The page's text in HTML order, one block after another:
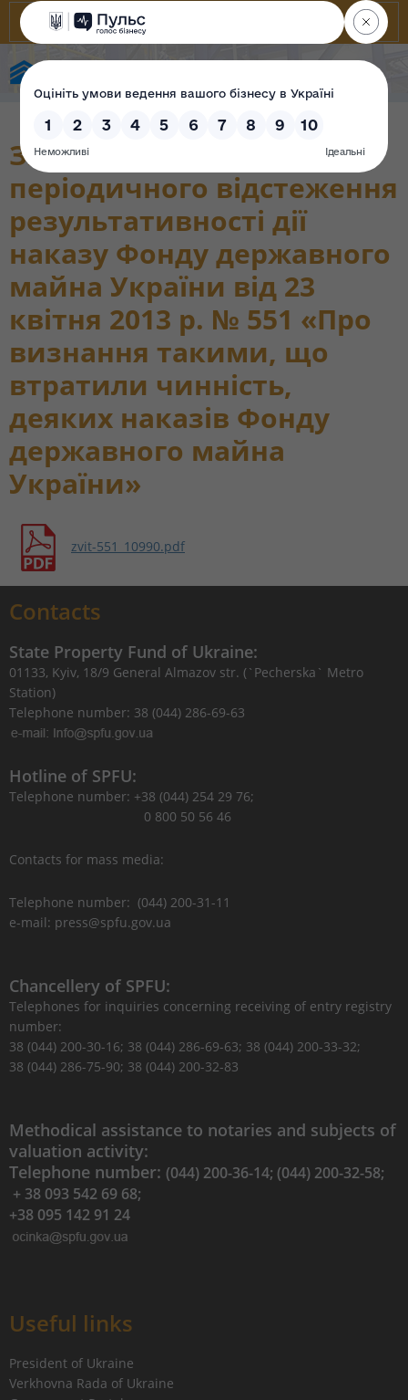
Звіт про результати
періодичного відстеження
результативності дії
наказу Фонду державного
майна України від 23
квітня 2013 р. № 551 «Про
визнання такими, що
втратили чинність,
деяких наказів Фонду
державного майна
України»
zvit-551_10990.pdf
Contacts
State Property Fund of Ukraine:
01133, Kyiv, 18/9 General Almazov str. (`Pecherska` Metro
Station)
Telephone number: 38 (044) 286-69-63
Hotline of SPFU:
Telephone number: +38 (044) 254 29 76;
0 800 50 56 46
Contacts for mass media:
Telephone number: (044) 200-31-11
e-mail: press@spfu.gov.ua
Chancellery of SPFU:
Telephones for inquiries concerning receiving of entry registry
number:
38 (044) 200-30-16; 38 (044) 286-69-63; 38 (044) 200-33-32;
38 (044) 286-75-90; 38 (044) 200-32-83
Methodical assistance to notaries and subjects of
valuation activity:
Telephone number: (044) 200-36-14; (044) 200-32-58;
+ 38 093 542 69 68;
+38 095 142 91 24
Useful links
President of Ukraine
Verkhovna Rada of Ukraine